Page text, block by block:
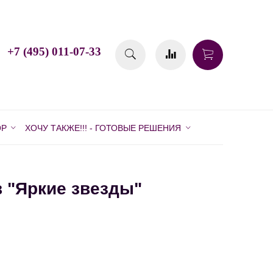
+7 (495) 011-07-33
ХОЧУ ТАКЖЕ!!! - ГОТОВЫЕ РЕШЕНИЯ
звезды"